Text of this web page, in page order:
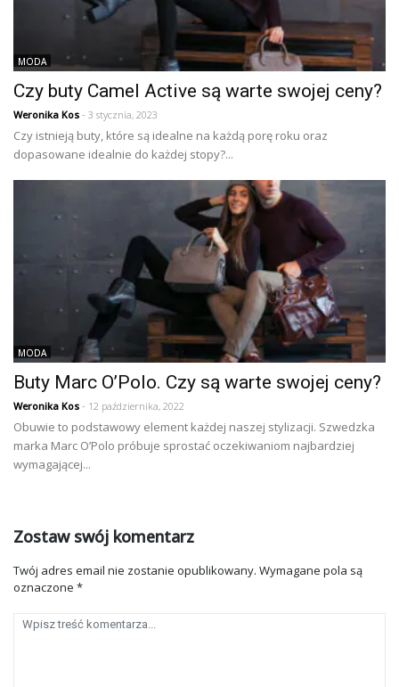
MODA
Czy buty Camel Active są warte swojej ceny?
Weronika Kos - 3 stycznia, 2023
Czy istnieją buty, które są idealne na każdą porę roku oraz
dopasowane idealnie do każdej stopy?...
MODA
Buty Marc O’Polo. Czy są warte swojej ceny?
Weronika Kos - 12 października, 2022
Obuwie to podstawowy element każdej naszej stylizacji. Szwedzka
marka Marc O’Polo próbuje sprostać oczekiwaniom najbardziej
wymagającej...
Zostaw swój komentarz
Twój adres email nie zostanie opublikowany. Wymagane pola są
oznaczone *